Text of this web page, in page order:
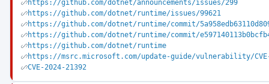
https://github.com/dotnet/announcements/issues/299
https://github.com/dotnet/runtime/issues/99621
https://github.com/dotnet/runtime/commit/
https://github.com/dotnet/runtime/commit/
https://github.com/dotnet/runtime
https://msrc.microsoft.com/update-guide/vulnerability/CVE-
CVE-2024-21392